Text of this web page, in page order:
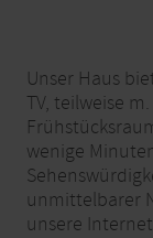
Unser Haus
TV, teilweise
wenige
unmittelbarer
unsere